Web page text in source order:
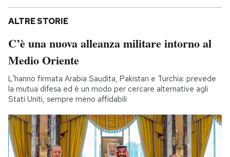
ALTRE STORIE
C’è una nuova alleanza militare intorno al
Medio Oriente
L'hanno firmata Arabia Saudita, Pakistan e Turchia: prevede
la mutua difesa ed è un modo per cercare alternative agli
Stati Uniti, sempre meno affidabili